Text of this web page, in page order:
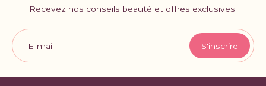
Recevez nos conseils beauté et offres exclusives.
E-mail S'inscrire